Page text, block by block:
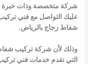
شركة متخصصة وذات خبرة
عليك التواصل معفني
شفاط زجاج بالرياض.
وذلك لأن شركةتركيب
التي تقدم خدماتفني